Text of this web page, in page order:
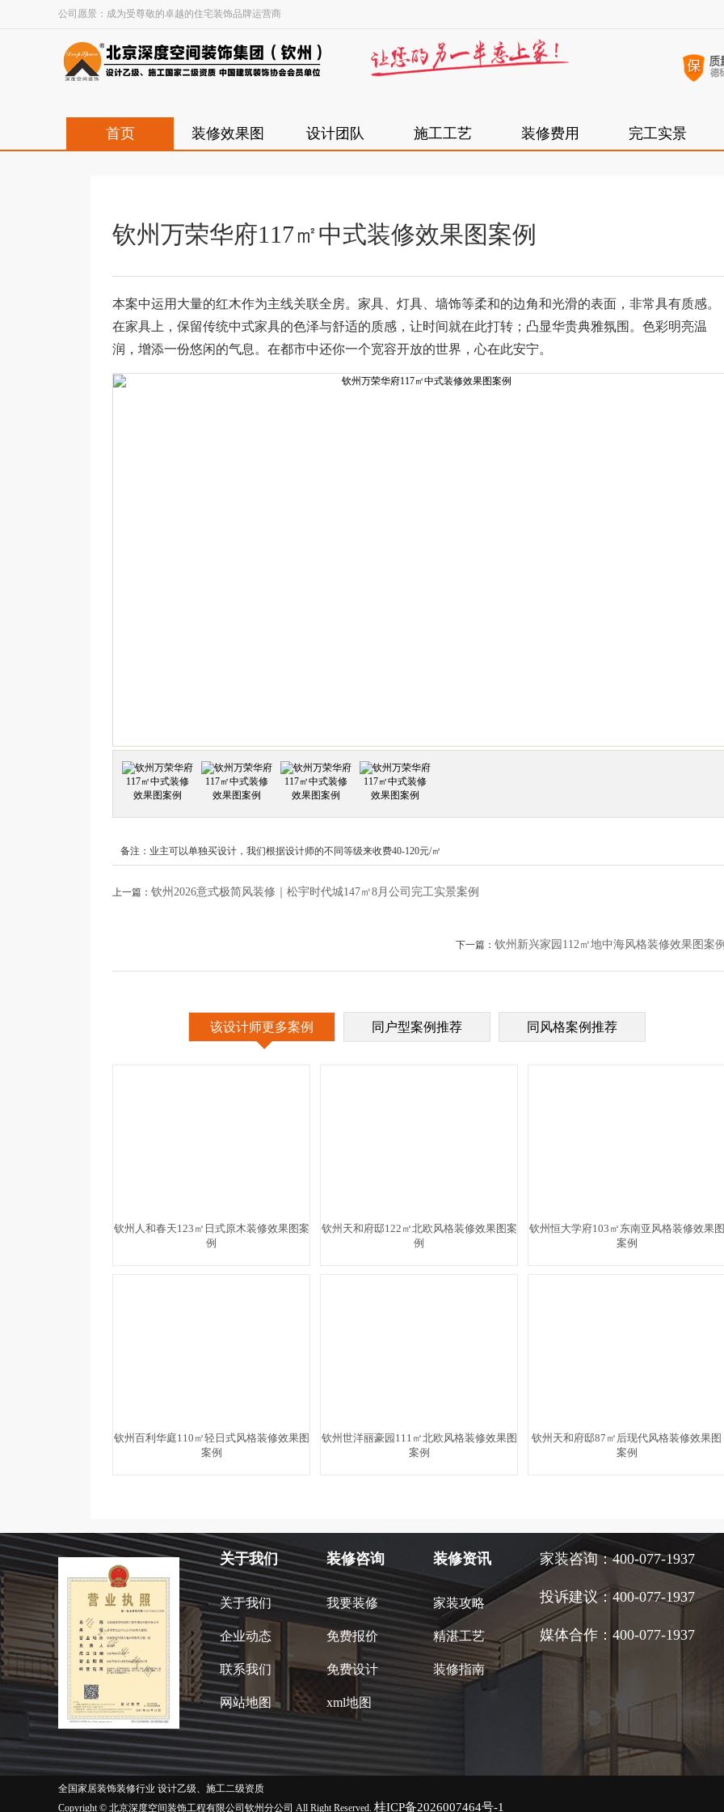
公司愿景：成为受尊敬的卓越的住宅装饰品牌运营商
首页 装修效果图 设计团队 施工工艺 装修费用 完工实景
钦州万荣华府117㎡中式装修效果图案例
本案中运用大量的红木作为主线关联全房。家具、灯具、墙饰等柔和的边角和光滑的表面，非常具有质感。
在家具上，保留传统中式家具的色泽与舒适的质感，让时间就在此打转；凸显华贵典雅氛围。色彩明亮温
润，增添一份悠闲的气息。在都市中还你一个宽容开放的世界，心在此安宁。
备注：业主可以单独买设计，我们根据设计师的不同等级来收费40-120元/㎡
上一篇： 钦州2026意式极简风装修｜松宇时代城147㎡8月公司完工实景案例
下一篇： 钦州新兴家园112㎡地中海风格装修效果图案
该设计师更多案例 同户型案例推荐 同风格案例推荐
钦州人和春天123㎡日式原木装修效果图案
例
钦州天和府邸122㎡北欧风格装修效果图案
例
钦州恒大学府103㎡东南亚风格装修效果图
案例
钦州百利华庭110㎡轻日式风格装修效果图
案例
钦州世洋丽豪园111㎡北欧风格装修效果图
案例
钦州天和府邸87㎡后现代风格装修效果图
案例
关于我们
关于我们
企业动态
联系我们
网站地图
装修咨询
我要装修
免费报价
免费设计
xml地图
装修资讯
家装攻略
精湛工艺
装修指南
家装咨询：400-077-1937
投诉建议：400-077-1937
媒体合作：400-077-1937
全国家居装饰装修行业 设计乙级、施工二级资质
Copyright © 北京深度空间装饰工程有限公司钦州分公司 All Right Reserved. 桂ICP备2026007464号-1